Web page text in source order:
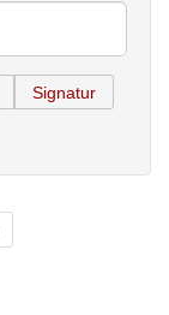
Signatur